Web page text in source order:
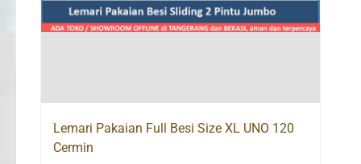
Lemari Pakaian Full Besi Size XL UNO 120
Cermin